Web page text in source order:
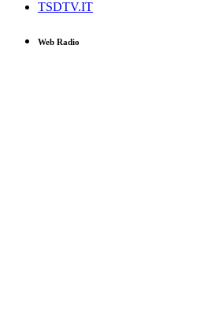
TSDTV.IT
Web Radio